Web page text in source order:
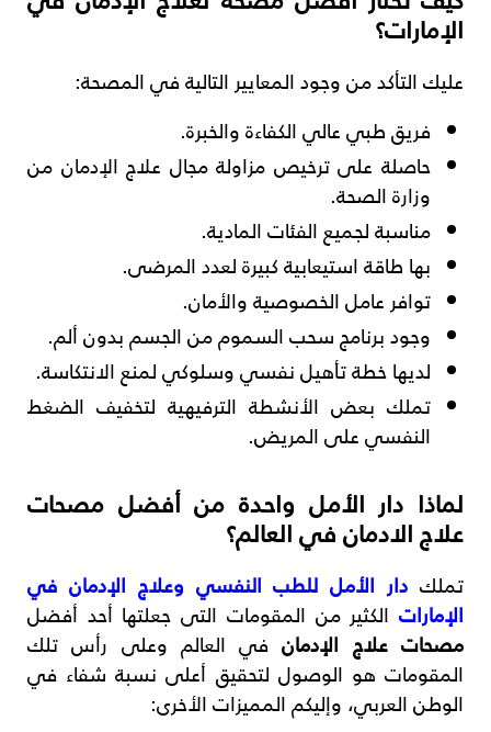
الإمارات؟
عليك التأكد من وجود المعايير التالية في المصحة:
فريق طبي عالي الكفاءة والخبرة.
حاصلة على ترخيص مزاولة مجال علاج الإدمان من
وزارة الصحة.
مناسبة لجميع الفئات المادية.
بها طاقة استيعابية كبيرة لعدد المرضى.
توافر عامل الخصوصية والأمان.
وجود برنامج سحب السموم من الجسم بدون ألم.
لديها خطة تأهيل نفسي وسلوكي لمنع الانتكاسة.
تملك بعض الأنشطة الترفيهية لتخفيف الضغط
النفسي على المريض.
لماذا دار الأمل واحدة من أفضل مصحات
علاج الادمان في العالم؟
تملك دار الأمل للطب النفسي وعلاج الإدمان في
الإمارات الكثير من المقومات التى جعلتها أحد أفضل
مصحات علاج الإدمانفي العالم وعلى رأس تلك
المقومات هو الوصول لتحقيق أعلى نسبة شفاء في
الوطن العربي، وإليكم المميزات الأخرى: